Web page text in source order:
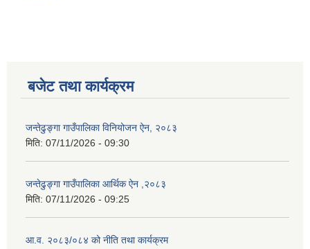
बजेट तथा कार्यक्रम
जन्तेढुङ्गा गाउँपालिका विनियोजन ऐन, २०८३
मिति: 07/11/2026 - 09:30
जन्तेढुङ्गा गाउँपालिका आर्थिक ऐन ,२०८३
मिति: 07/11/2026 - 09:25
आ.व. २०८३/०८४ को नीति तथा कार्यक्रम